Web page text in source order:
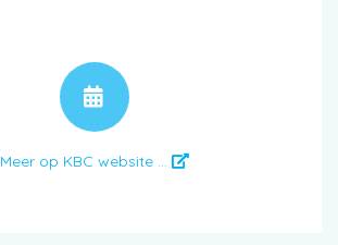
Meer op KBC website ...